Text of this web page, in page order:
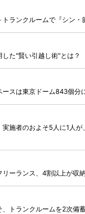
ランクルームで『シン・
した"賢い引越し術"とは？
ースは東京ドーム843個分
実施者のおよそ5人に1人が
リーランス、4割以上が収
トランクルームを2次備